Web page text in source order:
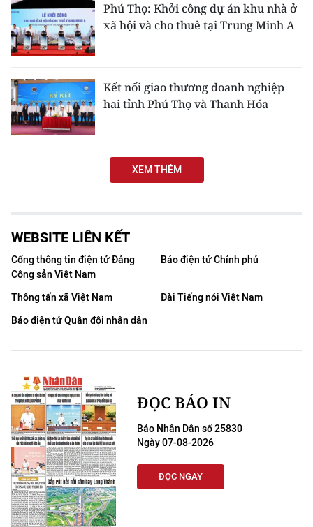
Phú Thọ: Khởi công dự án khu nhà ở
xã hội và cho thuê tại Trung Minh A
Kết nối giao thương doanh nghiệp
hai tỉnh Phú Thọ và Thanh Hóa
XEM THÊM
WEBSITE LIÊN KẾT
Cổng thông tin điện tử Đảng
Cộng sản Việt Nam
Báo điện tử Chính phủ
Thông tấn xã Việt Nam
Đài Tiếng nói Việt Nam
Báo điện tử Quân đội nhân dân
ĐỌC BÁO IN
Báo Nhân Dân số 25830
Ngày 07-08-2026
ĐỌC NGAY